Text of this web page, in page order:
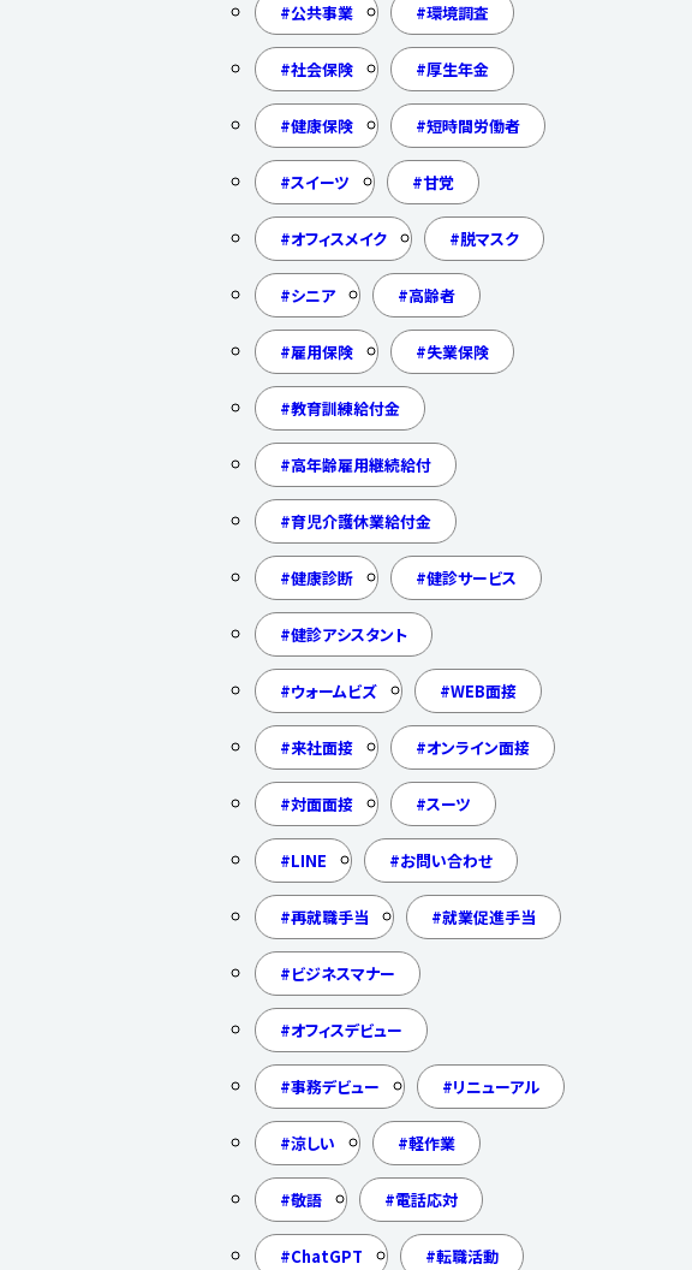
公共事業 環境調査
社会保険 厚生年金
健康保険 短時間労働者
スイーツ 甘党
オフィスメイク 脱マスク
シニア 高齢者
雇用保険 失業保険
教育訓練給付金
高年齢雇用継続給付
育児介護休業給付金
健康診断 健診サービス
健診アシスタント
ウォームビズ WEB面接
来社面接 オンライン面接
対面面接 スーツ
LINE お問い合わせ
再就職手当 就業促進手当
ビジネスマナー
オフィスデビュー
事務デビュー リニューアル
涼しい 軽作業
敬語 電話応対
ChatGPT 転職活動